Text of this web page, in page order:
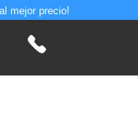
mejor precio!